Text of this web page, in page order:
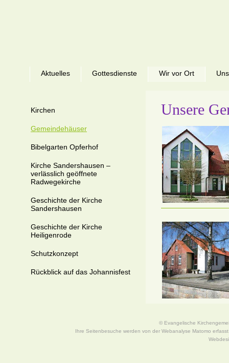
Aktuelles Gottesdienste Wir vor Ort
Kirchen
Gemeindehäuser
Bibelgarten Opferhof
Kirche Sandershausen –
verlässlich geöffnete
Radwegekirche
Geschichte der Kirche
Sandershausen
Geschichte der Kirche
Heiligenrode
Schutzkonzept
Rückblick auf das Johannisfest
Unsere
© Evangelische
Ihre Seitenbesuche werden von der Webanalyse Matomo